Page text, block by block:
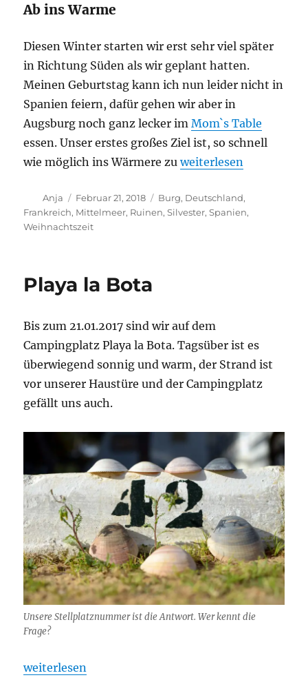
Ab ins Warme
Diesen Winter starten wir erst sehr viel später
in Richtung Süden als wir geplant hatten.
Meinen Geburtstag kann ich nun leider nicht in
Spanien feiern, dafür gehen wir aber in
Augsburg noch ganz lecker imMom`s Table
essen. Unser erstes großes Ziel ist, so schnell
wie möglich ins Wärmere zu„Wieder Spanien,
weiterlesen
Autor
Anja
Veröffentlicht
am
Februar 21, 2018 Schlagwörter
Burg, Deutschland,
Frankreich, Mittelmeer, Ruinen,Silvester,Spanien,
Weihnachtszeit
Playa la Bota
Bis zum 21.01.2017 sind wir auf dem
Campingplatz Playa la Bota. Tagsüber ist es
überwiegend sonnig und warm, der Strand ist
vor unserer Haustüre und der Campingplatz
gefällt uns auch.
Unsere Stellplatznummer ist die Antwort. Wer kennt die
Frage?
„Playa la Bota“
weiterlesen